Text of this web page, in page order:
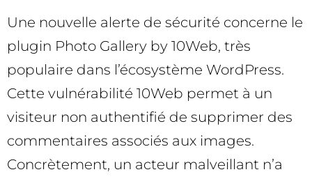
Une nouvelle alerte de sécurité concerne le
plugin Photo Gallery by 10Web, très
populaire dans l’écosystème WordPress.
Cette vulnérabilité 10Web permet à un
visiteur non authentifié de supprimer des
commentaires associés aux images.
Concrètement, un acteur malveillant n’a